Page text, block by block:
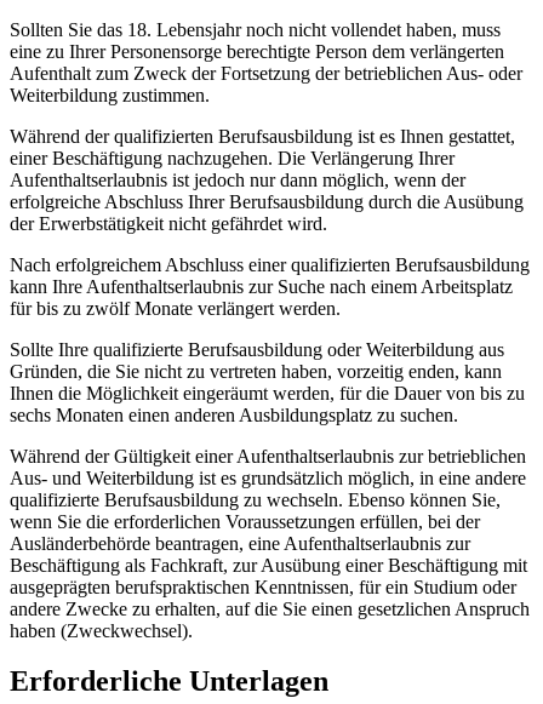
Sollten Sie das 18. Lebensjahr noch nicht vollendet haben, muss
eine zu Ihrer Personensorge berechtigte Person dem verlängerten
Aufenthalt zum Zweck der Fortsetzung der betrieblichen Aus- oder
Weiterbildung zustimmen.
Während der qualifizierten Berufsausbildung ist es Ihnen gestattet,
einer Beschäftigung nachzugehen. Die Verlängerung Ihrer
Aufenthaltserlaubnis ist jedoch nur dann möglich, wenn der
erfolgreiche Abschluss Ihrer Berufsausbildung durch die Ausübung
der Erwerbstätigkeit nicht gefährdet wird.
Nach erfolgreichem Abschluss einer qualifizierten Berufsausbildung
kann Ihre Aufenthaltserlaubnis zur Suche nach einem Arbeitsplatz
für bis zu zwölf Monate verlängert werden.
Sollte Ihre qualifizierte Berufsausbildung oder Weiterbildung aus
Gründen, die Sie nicht zu vertreten haben, vorzeitig enden, kann
Ihnen die Möglichkeit eingeräumt werden, für die Dauer von bis zu
sechs Monaten einen anderen Ausbildungsplatz zu suchen.
Während der Gültigkeit einer Aufenthaltserlaubnis zur betrieblichen
Aus- und Weiterbildung ist es grundsätzlich möglich, in eine andere
qualifizierte Berufsausbildung zu wechseln. Ebenso können Sie,
wenn Sie die erforderlichen Voraussetzungen erfüllen, bei der
Ausländerbehörde beantragen, eine Aufenthaltserlaubnis zur
Beschäftigung als Fachkraft, zur Ausübung einer Beschäftigung mit
ausgeprägten berufspraktischen Kenntnissen, für ein Studium oder
andere Zwecke zu erhalten, auf die Sie einen gesetzlichen Anspruch
haben (Zweckwechsel).
Erforderliche Unterlagen